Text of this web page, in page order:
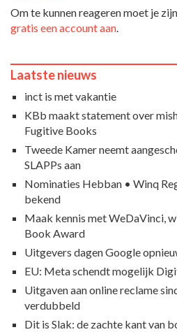
Om te kunnen reageren moet je
gratis een account aan.
Laatste nieuws
inct is met vakantie
KBb maakt statement over
Fugitive Books
Tweede Kamer neemt
SLAPPs aan
Nominaties Hebban • Winq
bekend
Maak kennis met WeDaVinci,
Book Award
Uitgevers dagen Google
EU: Meta schendt mogelijk
Uitgaven aan online reclame
verdubbeld
Dit is Slak: de zachte kant van